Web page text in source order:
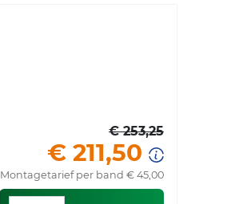
€ 253,25
€ 211,50
Montagetarief per band € 45,00